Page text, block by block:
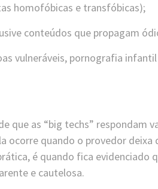
homofóbicas e transfóbicas);
conteúdos que propagam
vulneráveis, pornografia
que as “big techs” respondam
ocorre quando o provedor
é quando fica evidenciado
e cautelosa.